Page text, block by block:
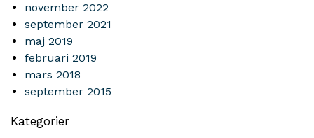
november 2022
september 2021
maj 2019
februari 2019
mars 2018
september 2015
Kategorier